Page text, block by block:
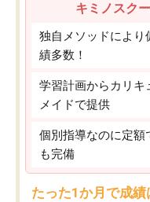
キミノスク
独自メソッドにより
績多数！
学習計画からカリキ
メイドで提供
個別指導なのに定額
も完備
たった1か月で成